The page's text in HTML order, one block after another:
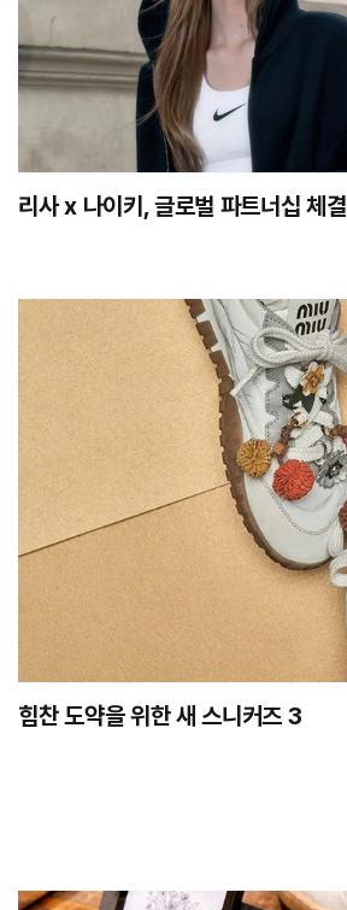
리사 x 나이키, 글로벌 파트너십 체결
힘찬 도약을 위한 새 스니커즈 3